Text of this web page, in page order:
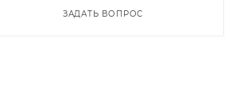
ЗАДАТЬ ВОПРОС